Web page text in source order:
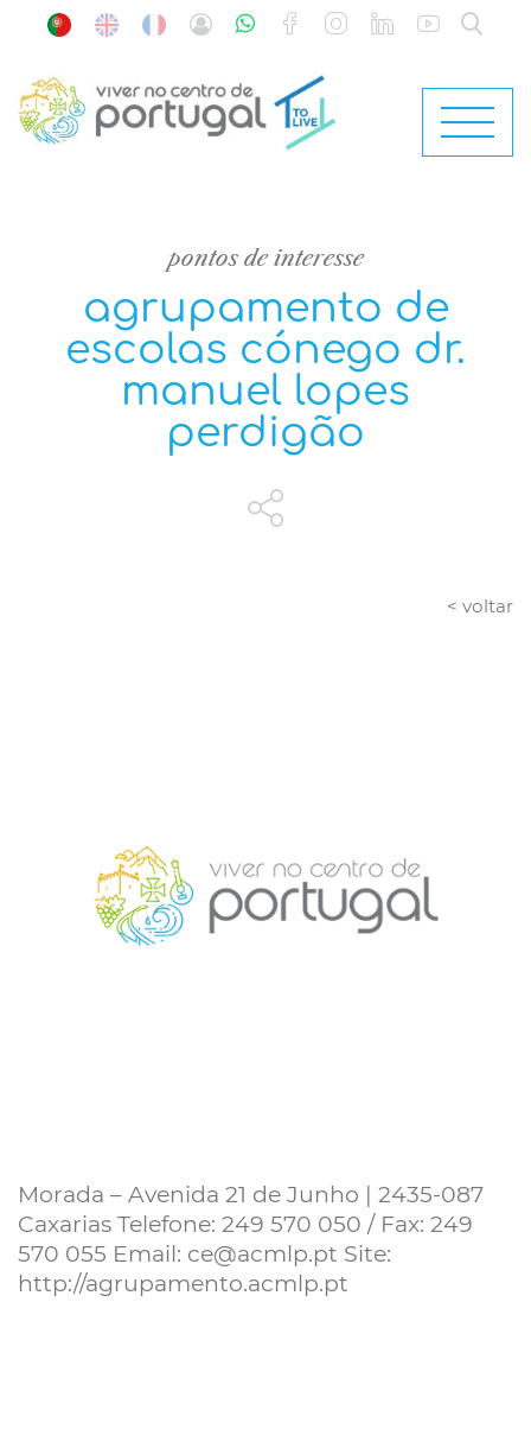
pontos de interesse
agrupamento de
escolas cónego dr.
manuel lopes
perdigão
< voltar
Morada – Avenida 21 de Junho | 2435-087
Caxarias Telefone: 249 570 050 / Fax: 249
570 055 Email: ce@acmlp.pt Site:
http://agrupamento.acmlp.pt